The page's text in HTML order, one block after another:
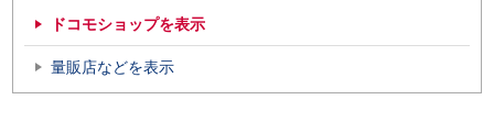
ドコモショップを表示
量販店などを表示